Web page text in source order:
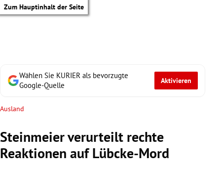
Zum Hauptinhalt der Seite
Wählen Sie KURIER als bevorzugte
Google-Quelle
Aktivieren
Ausland
Steinmeier verurteilt rechte
Reaktionen auf Lübcke-Mord